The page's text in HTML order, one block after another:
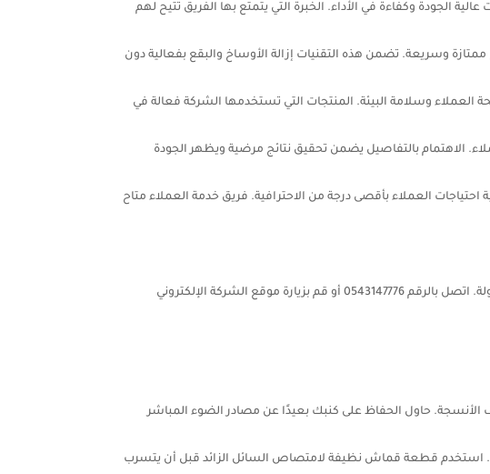
وكفاءة في الأداء. الخبرة التي يتمتع بها الفريق تتيح لهم
وسريعة. تضمن هذه التقنيات إزالة الأوساخ والبقع بفعالية دون
وسلامة البيئة. المنتجات التي تستخدمها الشركة فعالة في
الاهتمام بالتفاصيل يضمن تحقيق نتائج مرضية ويظهر الجودة
العملاء بأقصى درجة من الاحترافية. فريق خدمة العملاء متاح
الشركة الإلكتروني
حاول الحفاظ على كنبك بعيدًا عن مصادر الضوء المباشر
استخدم قطعة قماش نظيفة لامتصاص السائل الزائد قبل أن يتسرب